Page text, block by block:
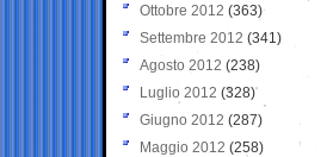
Ottobre 2012 (363)
Settembre 2012 (341)
Agosto 2012 (238)
Luglio 2012 (328)
Giugno 2012 (287)
Maggio 2012 (258)